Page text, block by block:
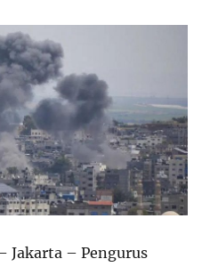
Jakarta – Pengurus